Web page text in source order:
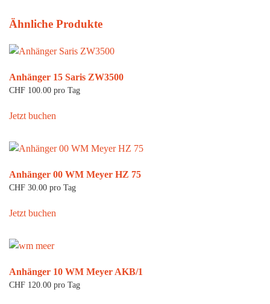
Ähnliche Produkte
Anhänger 15 Saris ZW3500
CHF 100.00 pro Tag
Jetzt buchen
Anhänger 00 WM Meyer HZ 75
CHF 30.00 pro Tag
Jetzt buchen
Anhänger 10 WM Meyer AKB/1
CHF 120.00 pro Tag